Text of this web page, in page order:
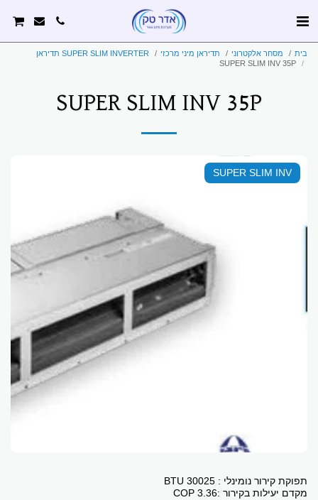
בית מסחר אלקטרוני תדיראן מיני מרכזי
SUPER SLIM INVERTER תדיראן
SUPER SLIM INV 35P
SUPER SLIM INV 35P
SUPER SLIM INV
מקדם יעילות בקירור :3.36 COP